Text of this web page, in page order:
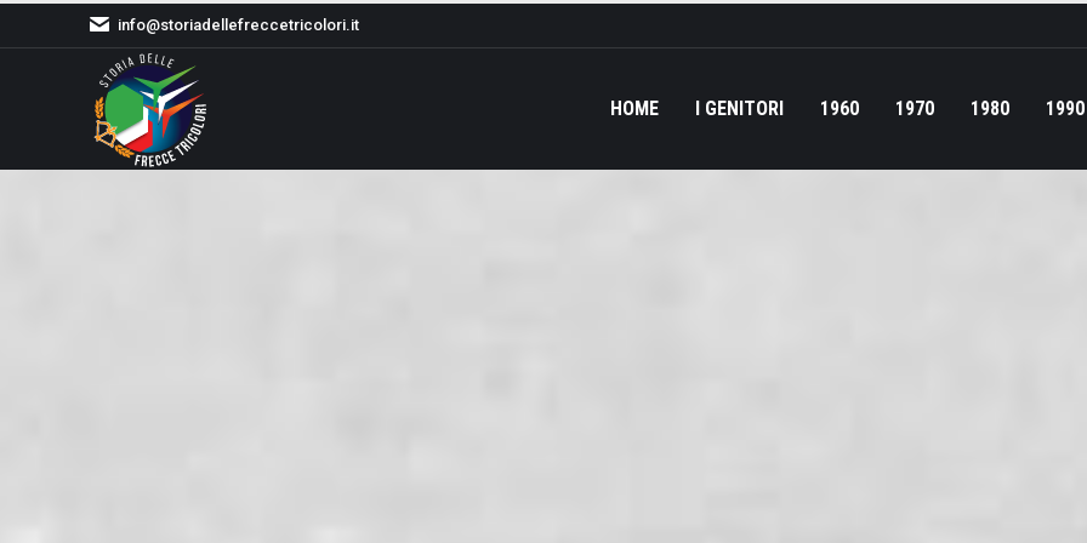
info@storiadellefreccetricolori.it
HOME I GENITORI 1960 1970 1980 1990